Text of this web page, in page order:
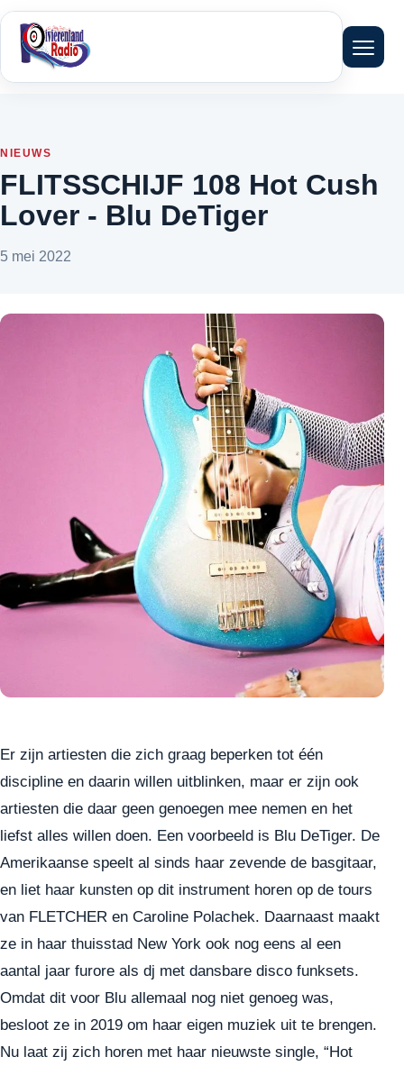
Menu
NIEUWS
FLITSSCHIJF 108 Hot Cush
Lover - Blu DeTiger
5 mei 2022
Er zijn artiesten die zich graag beperken tot één
discipline en daarin willen uitblinken, maar er zijn ook
artiesten die daar geen genoegen mee nemen en het
liefst alles willen doen. Een voorbeeld is Blu DeTiger. De
Amerikaanse speelt al sinds haar zevende de basgitaar,
en liet haar kunsten op dit instrument horen op de tours
van FLETCHER en Caroline Polachek. Daarnaast maakt
ze in haar thuisstad New York ook nog eens al een
aantal jaar furore als dj met dansbare disco funksets.
Omdat dit voor Blu allemaal nog niet genoeg was,
besloot ze in 2019 om haar eigen muziek uit te brengen.
Nu laat zij zich horen met haar nieuwste single, “Hot